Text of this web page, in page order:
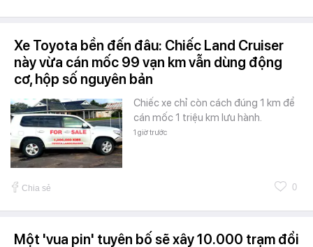
Xe Toyota bền đến đâu: Chiếc Land Cruiser
này vừa cán mốc 99 vạn km vẫn dùng động
cơ, hộp số nguyên bản
Chiếc xe chỉ còn cách đúng 1 km để
cán mốc 1 triệu km lưu hành.
1 giờ trước
Chia sẻ 0
Một 'vua pin' tuyên bố sẽ xây 10.000 trạm đổi